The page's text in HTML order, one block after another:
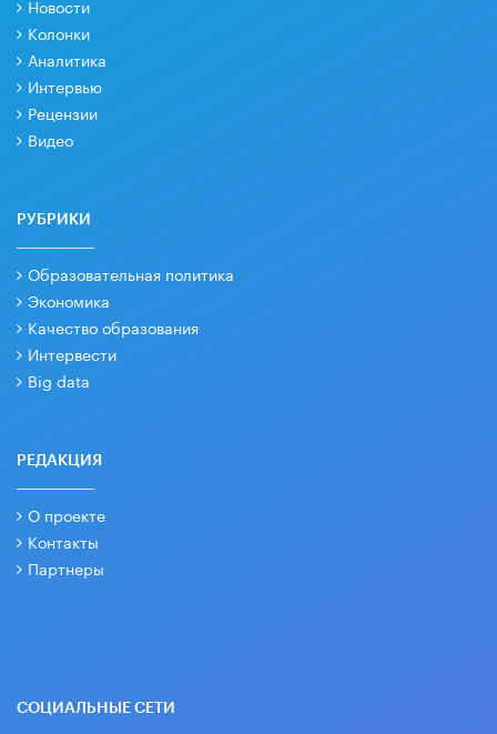
Новости
Колонки
Аналитика
Интервью
Рецензии
Видео
РУБРИКИ
Образовательная политика
Экономика
Качество образования
Интервести
Big data
РЕДАКЦИЯ
О проекте
Контакты
Партнеры
СОЦИАЛЬНЫЕ СЕТИ